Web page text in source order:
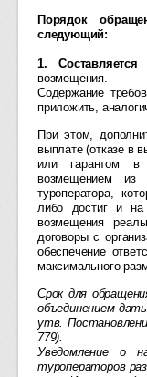
Порядок
следующий:
1.
возмещения.
Содержание
приложить,
При этом,
выплате (отказе в
или гарантом
возмещением из
туроператора,
либо достиг и на
возмещения
договоры с
обеспечение
максимального
Срок для
объединением
утв.
779).
Уведомление о
туроператоров